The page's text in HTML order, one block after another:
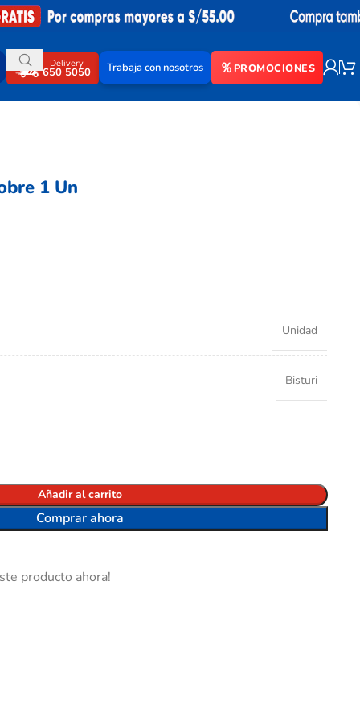
Delivery
650 5050 Trabaja con nosotros PROMOCIONES
1 Un
Unidad
Bisturi
Añadir al carrito
Comprar ahora
producto ahora!